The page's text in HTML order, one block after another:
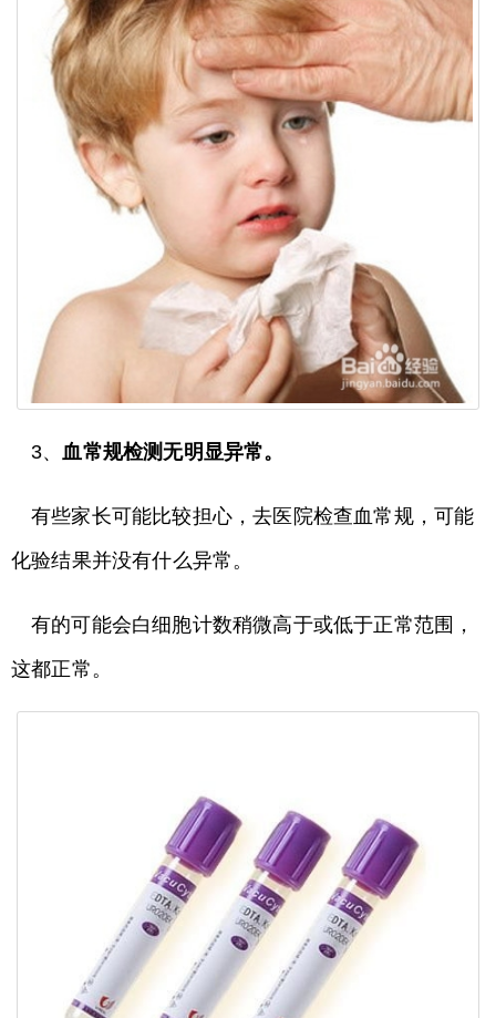
3、血常规检测无明显异常。
有些家长可能比较担心，去医院检查血常规，可能
化验结果并没有什么异常。
有的可能会白细胞计数稍微高于或低于正常范围，
这都正常。